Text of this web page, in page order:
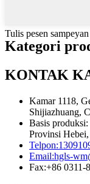
Tulis pesen
Kategori
KONTAK
Kamar 1118,
Shijiazhuang,
Basis
Provinsi
Telpon:
Email:hgls-
Fax:+86 0311-